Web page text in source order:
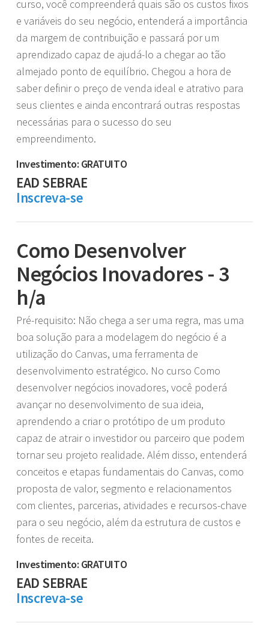
curso, você compreenderá quais são os custos fixos
e variáveis do seu negócio, entenderá a importância
da margem de contribuição e passará por um
aprendizado capaz de ajudá-lo a chegar ao tão
almejado ponto de equilíbrio. Chegou a hora de
saber definir o preço de venda ideal e atrativo para
seus clientes e ainda encontrará outras respostas
necessárias para o sucesso do seu
empreendimento.
Investimento: GRATUITO
EAD SEBRAE
Inscreva-se
Como Desenvolver
Negócios Inovadores - 3
h/a
Pré-requisito: Não chega a ser uma regra, mas uma
boa solução para a modelagem do negócio é a
utilização do Canvas, uma ferramenta de
desenvolvimento estratégico. No curso Como
desenvolver negócios inovadores, você poderá
avançar no desenvolvimento de sua ideia,
aprendendo a criar o protótipo de um produto
capaz de atrair o investidor ou parceiro que podem
tornar seu projeto realidade. Além disso, entenderá
conceitos e etapas fundamentais do Canvas, como
proposta de valor, segmento e relacionamentos
com clientes, parcerias, atividades e recursos-chave
para o seu negócio, além da estrutura de custos e
fontes de receita.
Investimento: GRATUITO
EAD SEBRAE
Inscreva-se